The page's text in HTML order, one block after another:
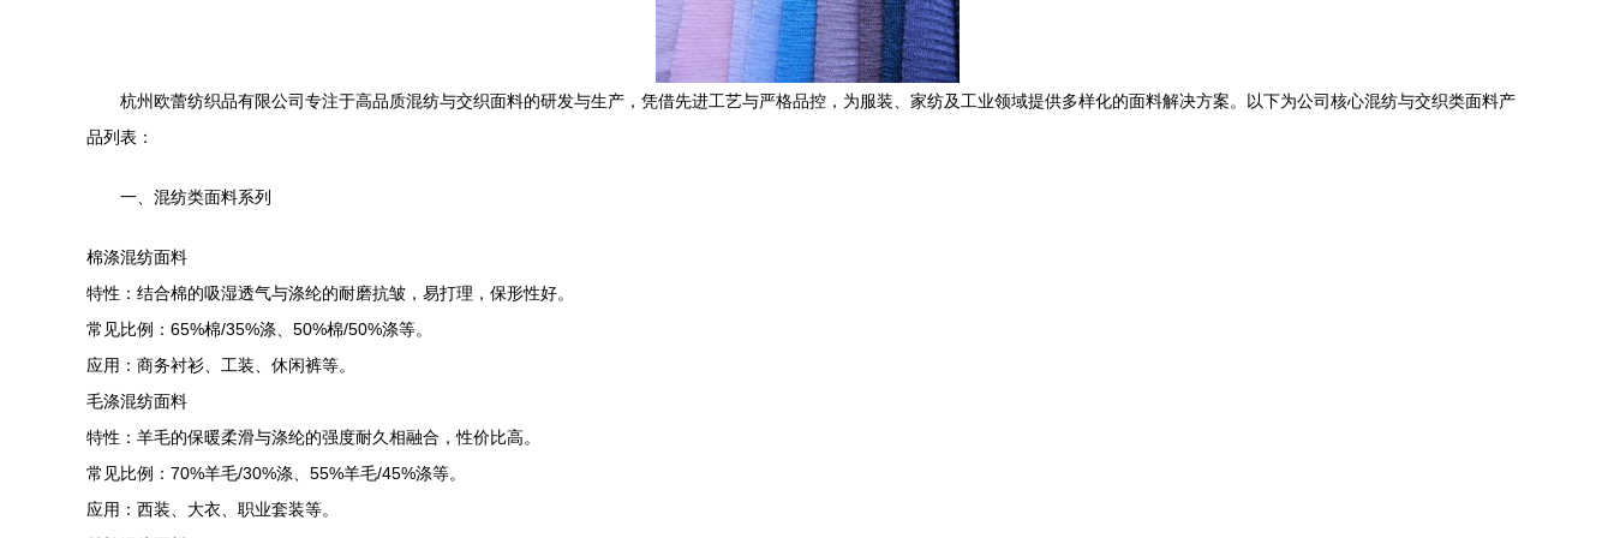
杭州欧蕾纺织品有限公司专注于高品质混纺与交织面料的研发与生产，凭借先进工艺与严格品控，为服装、家纺及工业领域提供多样化的面料解决方案。以下为公司核心混纺与交织类面料产
品列表：
一、混纺类面料系列
棉涤混纺面料
特性：结合棉的吸湿透气与涤纶的耐磨抗皱，易打理，保形性好。
常见比例：65%棉/35%涤、50%棉/50%涤等。
应用：商务衬衫、工装、休闲裤等。
毛涤混纺面料
特性：羊毛的保暖柔滑与涤纶的强度耐久相融合，性价比高。
常见比例：70%羊毛/30%涤、55%羊毛/45%涤等。
应用：西装、大衣、职业套装等。